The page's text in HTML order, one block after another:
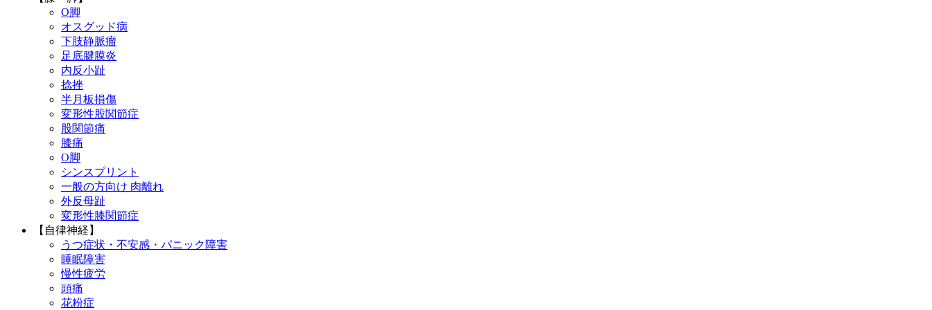
O脚
オスグッド病
下肢静脈瘤
足底腱膜炎
内反小趾
捻挫
半月板損傷
変形性股関節症
股関節痛
膝痛
O脚
シンスプリント
一般の方向け 肉離れ
外反母趾
変形性膝関節症
【自律神経】
うつ症状・不安感・パニック障害
睡眠障害
慢性疲労
頭痛
花粉症